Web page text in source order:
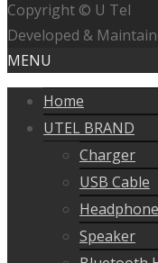
Copyright © U Tel
Developed &
MENU
Home
UTEL BRAND
Charger
USB Cable
Headphone
Speaker